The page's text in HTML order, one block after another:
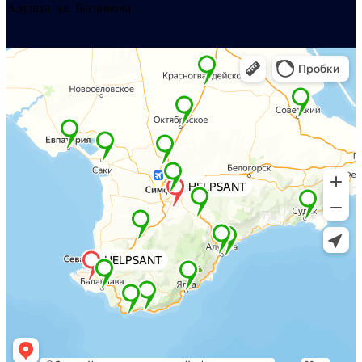
Алушта, ул. Багликова